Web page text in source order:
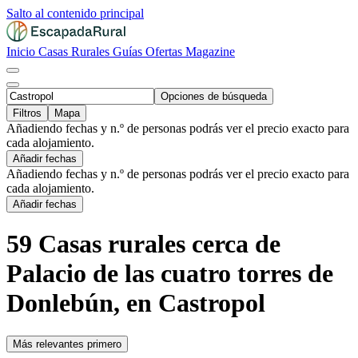
Salto al contenido principal
Inicio Casas Rurales Guías Ofertas Magazine
Opciones de búsqueda
Filtros
Mapa
Añadiendo fechas y n.º de personas podrás ver el precio exacto para
cada alojamiento.
Añadir fechas
Añadiendo fechas y n.º de personas podrás ver el precio exacto para
cada alojamiento.
Añadir fechas
59 Casas rurales cerca de
Palacio de las cuatro torres de
Donlebún, en Castropol
Más relevantes primero